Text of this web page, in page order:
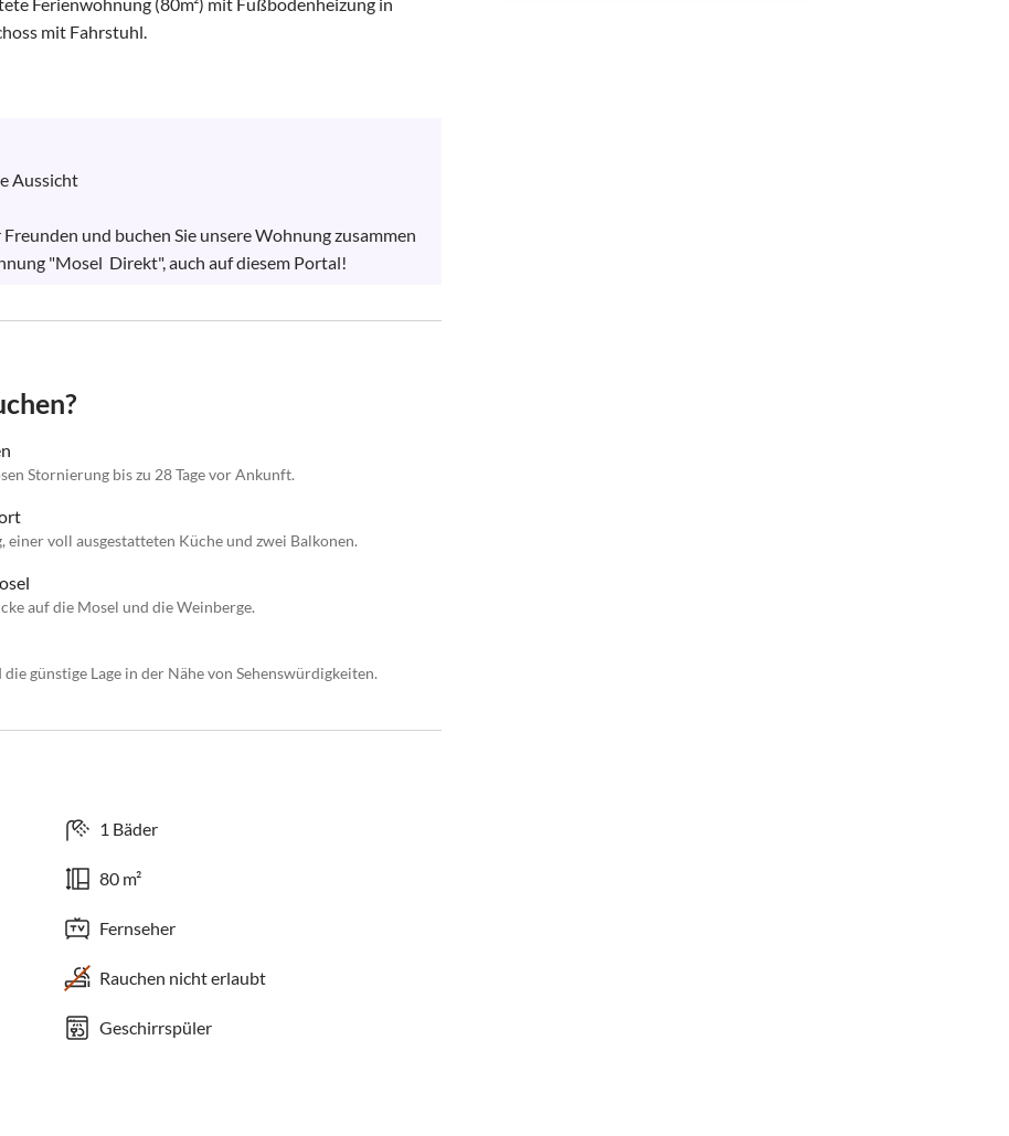
mit Fahrstuhl.
Aussicht
und buchen Sie unsere Wohnung zusammen
"Mosel  Direkt", auch auf diesem Portal!
Stornierung bis zu 28 Tage vor Ankunft.
einer voll ausgestatteten Küche und zwei Balkonen.
auf die Mosel und die Weinberge.
günstige Lage in der Nähe von Sehenswürdigkeiten.
1 Bäder
80 m²
Fernseher
Rauchen nicht erlaubt
Geschirrspüler